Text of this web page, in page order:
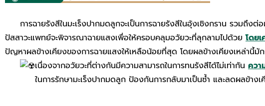
การฉายรังสีในมะเร็งปากมดลูกจะเป็นการฉายรังสีในอุ้งเชิงกราน รวมถึงต่อ
ปัสสาวะแพทย์จะพิจารณาฉายแสงเพื่อให้ครอบคลุมอวัยวะที่ลุกลามไปด้วยโดย
ปัญหาผลข้างเคียงของการฉายแสงให้เหลือน้อยที่สุด โดยผลข้างเคียงเหล่า
เนื่องจากอวัยวะที่ต่างกันมีความสามารถในการทนรังสีได้ไม่เท่ากัน ควา
ในการรักษามะเร็งปากมดลูก ป้องกันการกลับมาเป็นซ้ำ และลดผลข้า